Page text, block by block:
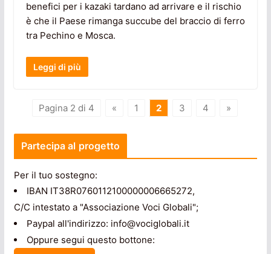
benefici per i kazaki tardano ad arrivare e il rischio
è che il Paese rimanga succube del braccio di ferro
tra Pechino e Mosca.
Leggi di più
Pagina 2 di 4 « 1 2 3 4 »
Partecipa al progetto
Per il tuo sostegno:
IBAN IT38R0760112100000006665272,
C/C intestato a "Associazione Voci Globali";
Paypal all'indirizzo: info@vociglobali.it
Oppure segui questo bottone: